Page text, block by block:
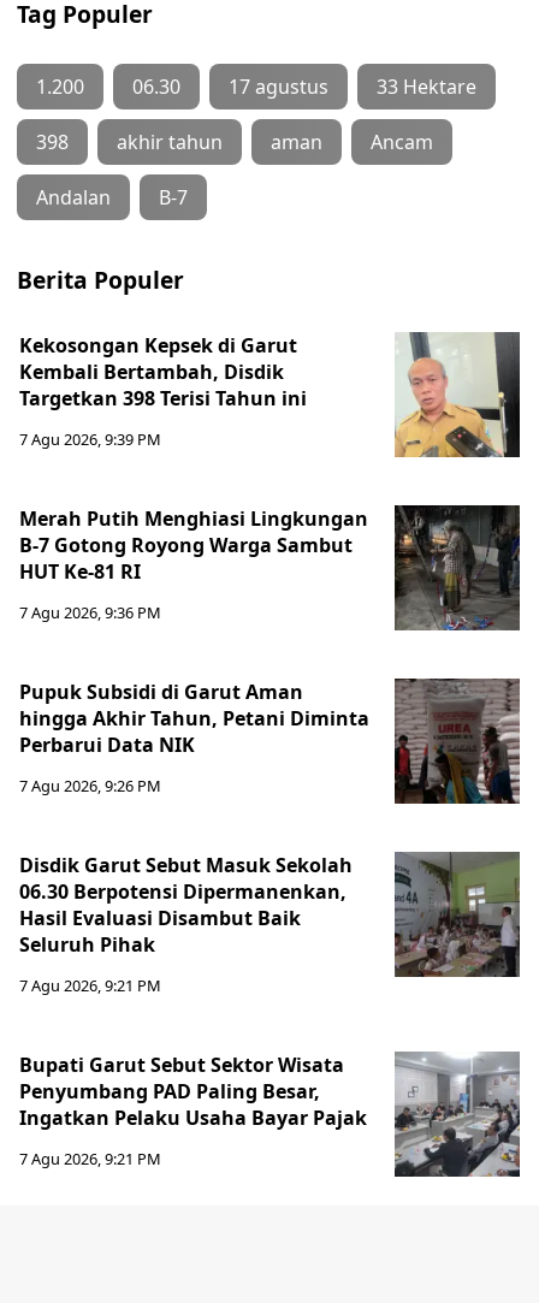
Tag Populer
1.200 06.30 17 agustus 33 Hektare
398 akhir tahun aman Ancam
Andalan B-7
Berita Populer
Kekosongan Kepsek di Garut
Kembali Bertambah, Disdik
Targetkan 398 Terisi Tahun ini
7 Agu 2026, 9:39 PM
Merah Putih Menghiasi Lingkungan
B-7 Gotong Royong Warga Sambut
HUT Ke-81 RI
7 Agu 2026, 9:36 PM
Pupuk Subsidi di Garut Aman
hingga Akhir Tahun, Petani Diminta
Perbarui Data NIK
7 Agu 2026, 9:26 PM
Disdik Garut Sebut Masuk Sekolah
06.30 Berpotensi Dipermanenkan,
Hasil Evaluasi Disambut Baik
Seluruh Pihak
7 Agu 2026, 9:21 PM
Bupati Garut Sebut Sektor Wisata
Penyumbang PAD Paling Besar,
Ingatkan Pelaku Usaha Bayar Pajak
7 Agu 2026, 9:21 PM